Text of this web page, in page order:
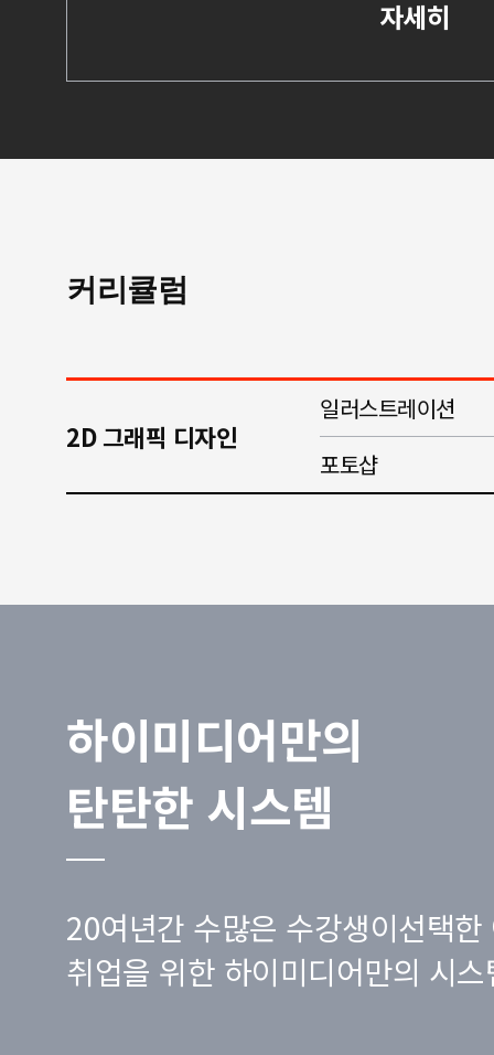
자세히
커리큘럼
2D 그래픽 디자인
일러스트레이션
포토샵
하이미디어만의
탄탄한 시스템
20여년간 수많은 수강생이선택한
취업을 위한 하이미디어만의 시